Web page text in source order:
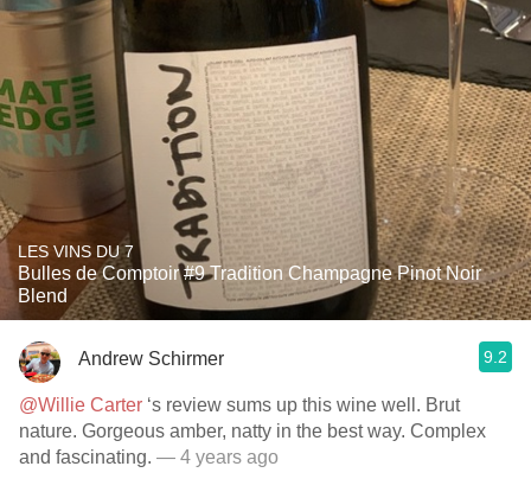
LES VINS DU 7
Bulles de Comptoir #9 Tradition Champagne Pinot Noir
Blend
Andrew Schirmer 9.2
@Willie Carter ‘s review sums up this wine well. Brut
nature. Gorgeous amber, natty in the best way. Complex
and fascinating. — 4 years ago